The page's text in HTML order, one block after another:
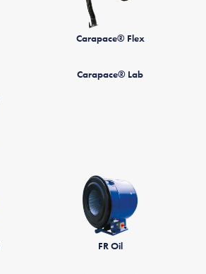
Carapace® Flex
Carapace® Lab
FR Oil